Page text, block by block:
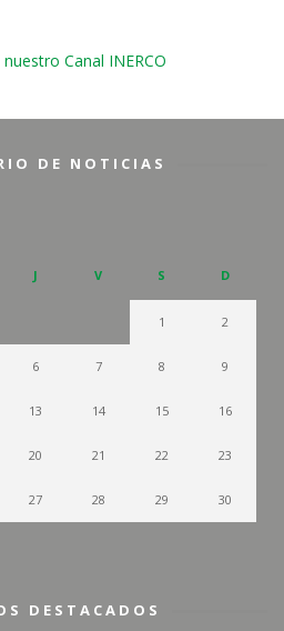
Canal INERCO
DE NOTICIAS
J V S D
1 2
6 7 8 9
13 14 15 16
20 21 22 23
27 28 29 30
DESTACADOS